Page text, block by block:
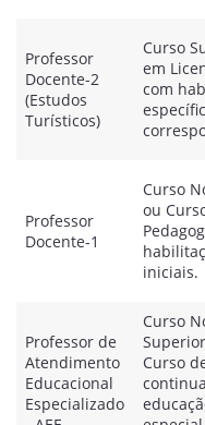
Professor
Docente-2
(Estudos
Turísticos)
Curso
em
com
Professor
Docente-1
Curso
ou
iniciais.
Professor de
Atendimento
Educacional
Especializado
Curso
Curso